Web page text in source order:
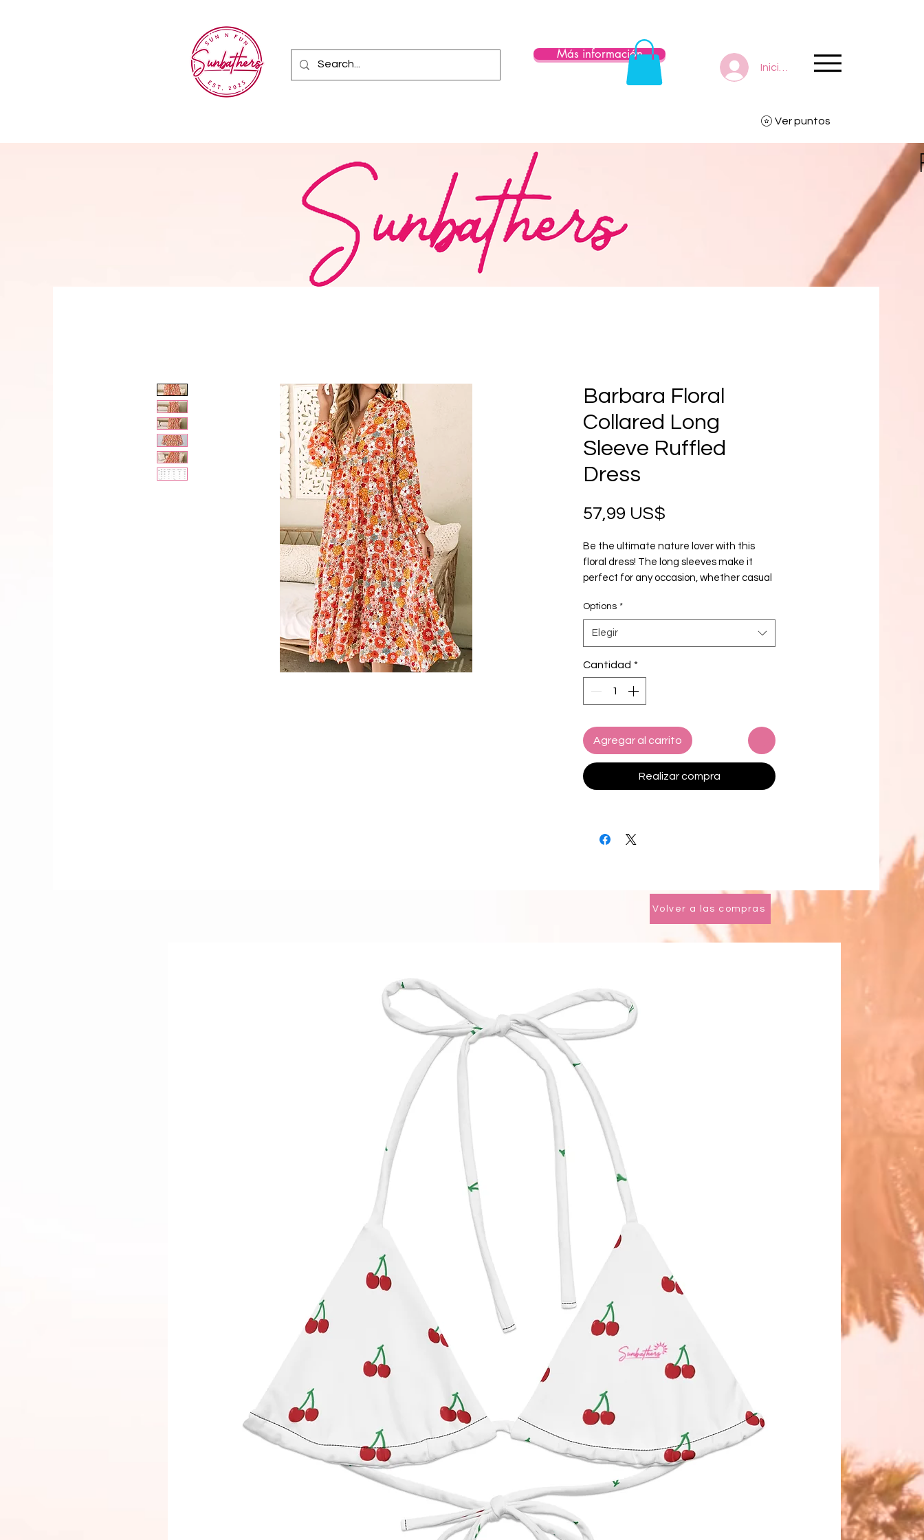
Más información
Iniciar sesión
Ver puntos
Barbara Floral
Collared Long
Sleeve Ruffled
Dress
57,99 US$
Be the ultimate nature lover with this
floral dress! The long sleeves make it
perfect for any occasion, whether casual
design and a hint of femininity from the
this charming dress.
Options *
Elegir
Cantidad *
Agregar al carrito
Realizar compra
Volver a las compras